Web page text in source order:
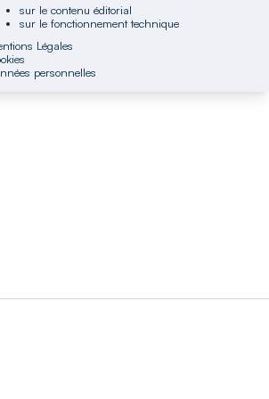
sur le contenu éditorial
sur le fonctionnement technique
Légales
personnelles